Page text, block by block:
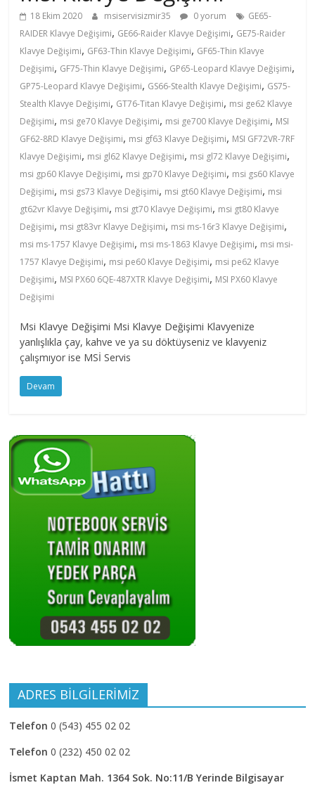
450
0202
–
0
543
455
0202
Kaliteden
fazlasını
isteyenlere
18 Ekim 2020 msiservisizmir35 0 yorum
GE65-
RAIDER Klavye Değişimi, GE66-Raider Klavye Değişimi, GE75-Raider
Klavye Değişimi, GF63-Thin Klavye Değişimi, GF65-Thin Klavye
Değişimi, GF75-Thin Klavye Değişimi, GP65-Leopard Klavye Değişimi,
GP75-Leopard Klavye Değişimi, GS66-Stealth Klavye Değişimi, GS75-
Stealth Klavye Değişimi, GT76-Titan Klavye Değişimi, msi ge62 Klavye
Değişimi, msi ge70 Klavye Değişimi, msi ge700 Klavye Değişimi, MSI
GF62-8RD Klavye Değişimi, msi gf63 Klavye Değişimi, MSI GF72VR-7RF
Klavye Değişimi, msi gl62 Klavye Değişimi, msi gl72 Klavye Değişimi,
msi gp60 Klavye Değişimi, msi gp70 Klavye Değişimi, msi gs60 Klavye
Değişimi, msi gs73 Klavye Değişimi, msi gt60 Klavye Değişimi, msi
gt62vr Klavye Değişimi, msi gt70 Klavye Değişimi, msi gt80 Klavye
Değişimi, msi gt83vr Klavye Değişimi, msi ms-16r3 Klavye Değişimi,
msi ms-1757 Klavye Değişimi, msi ms-1863 Klavye Değişimi, msi msi-
1757 Klavye Değişimi, msi pe60 Klavye Değişimi, msi pe62 Klavye
Değişimi, MSI PX60 6QE-487XTR Klavye Değişimi, MSI PX60 Klavye
Değişimi
Msi Klavye Değişimi Msi Klavye Değişimi Klavyenize
yanlışlıkla çay, kahve ve ya su döktüyseniz ve klavyeniz
çalışmıyor ise MSİ Servis
Devam
ADRES BİLGİLERİMİZ
Telefon 0 (543) 455 02 02
Telefon 0 (232) 450 02 02
İsmet Kaptan Mah. 1364 Sok. No:11/B Yerinde Bilgisayar